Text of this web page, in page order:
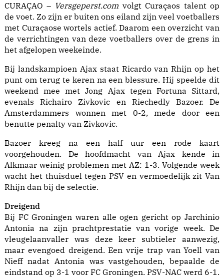
CURAÇAO – Versgeperst.com volgt Curaçaos talent op
de voet. Zo zijn er buiten ons eiland zijn veel voetballers
met Curaçaose wortels actief. Daarom een overzicht van
de verrichtingen van deze voetballers over de grens in
het afgelopen weekeinde.
Bij landskampioen Ajax staat Ricardo van Rhijn op het
punt om terug te keren na een blessure. Hij speelde dit
weekend mee met Jong Ajax tegen Fortuna Sittard,
evenals Richairo Zivkovic en Riechedly Bazoer. De
Amsterdammers wonnen met 0-2, mede door een
benutte penalty van Zivkovic.
Bazoer kreeg na een half uur een rode kaart
voorgehouden. De hoofdmacht van Ajax kende in
Alkmaar weinig problemen met AZ: 1-3. Volgende week
wacht het thuisduel tegen PSV en vermoedelijk zit Van
Rhijn dan bij de selectie.
Dreigend
Bij FC Groningen waren alle ogen gericht op Jarchinio
Antonia na zijn prachtprestatie van vorige week. De
vleugelaanvaller was deze keer subtieler aanwezig,
maar evengoed dreigend. Een vrije trap van Yoell van
Nieff nadat Antonia was vastgehouden, bepaalde de
eindstand op 3-1 voor FC Groningen. PSV-NAC werd 6-1.